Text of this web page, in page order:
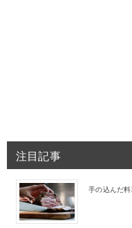
注目記事
手の込んだ